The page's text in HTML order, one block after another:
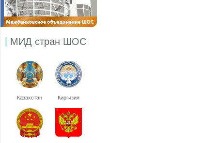
МИД стран ШОС
Казахстан Киргизия